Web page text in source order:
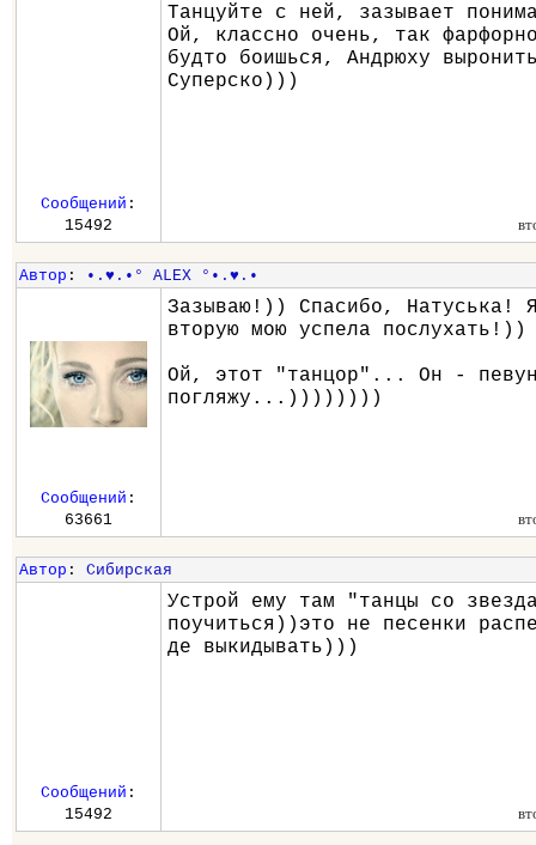
Танцуйте с ней, зазывает
Ой, классно очень, так
будто боишься, Андрюху
Суперско)))
Сообщений :
15492
Автор : •.♥.•° ALEX °•.♥.•
Зазываю!)) Спасибо, Натуська!
вторую мою успела послухать!))
Ой, этот "танцор"... Он -
погляжу...))))))))
Сообщений :
63661
Автор : Сибирская
Устрой ему там "танцы со
поучиться))это не песенки
де выкидывать)))
Сообщений :
15492